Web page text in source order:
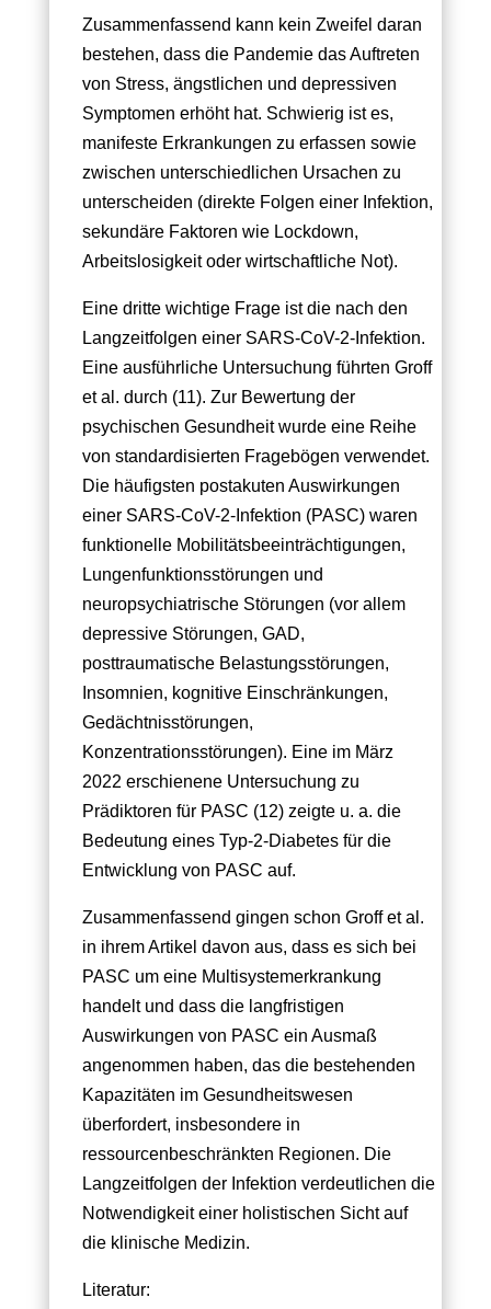
Zusammenfassend kann kein Zweifel daran
bestehen, dass die Pandemie das Auftreten
von Stress, ängstlichen und depressiven
Symptomen erhöht hat. Schwierig ist es,
manifeste Erkrankungen zu erfassen sowie
zwischen unterschiedlichen Ursachen zu
unterscheiden (direkte Folgen einer Infektion,
sekundäre Faktoren wie Lockdown,
Arbeitslosigkeit oder wirtschaftliche Not).
Eine dritte wichtige Frage ist die nach den
Langzeitfolgen einer SARS-CoV-2-Infektion.
Eine ausführliche Untersuchung führten Groff
et al. durch (11). Zur Bewertung der
psychischen Gesundheit wurde eine Reihe
von standardisierten Fragebögen verwendet.
Die häufigsten postakuten Auswirkungen
einer SARS-CoV-2-Infektion (PASC) waren
funktionelle Mobilitätsbeeinträchtigungen,
Lungenfunktionsstörungen und
neuropsychiatrische Störungen (vor allem
depressive Störungen, GAD,
posttraumatische Belastungsstörungen,
Insomnien, kognitive Einschränkungen,
Gedächtnisstörungen,
Konzentrationsstörungen). Eine im März
2022 erschienene Untersuchung zu
Prädiktoren für PASC (12) zeigte u. a. die
Bedeutung eines Typ-2-Diabetes für die
Entwicklung von PASC auf.
Zusammenfassend gingen schon Groff et al.
in ihrem Artikel davon aus, dass es sich bei
PASC um eine Multisystemerkrankung
handelt und dass die langfristigen
Auswirkungen von PASC ein Ausmaß
angenommen haben, das die bestehenden
Kapazitäten im Gesundheitswesen
überfordert, insbesondere in
ressourcenbeschränkten Regionen. Die
Langzeitfolgen der Infektion verdeutlichen die
Notwendigkeit einer holistischen Sicht auf
die klinische Medizin.
Literatur: